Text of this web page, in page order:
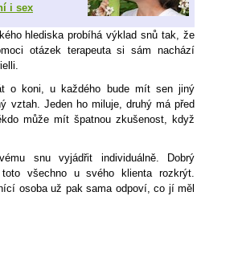
i sex
hlediska probíhá výklad snů tak, že
otázek terapeuta si sám nachází
o koni, u každého bude mít sen jiný
vztah. Jeden ho miluje, druhý má před
může mít špatnou zkušenost, když
snu vyjádřit individuálně. Dobrý
všechno u svého klienta rozkrýt.
osoba už pak sama odpoví, co jí měl